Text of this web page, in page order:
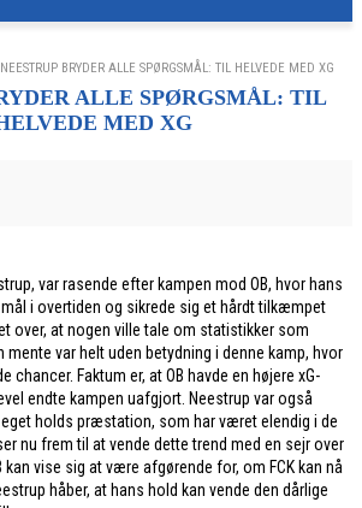
NEESTRUP BRYDER ALLE SPØRGSMÅL: TIL HELVEDE MED XG
ALLE SPØRGSMÅL: TIL
MED XG
var rasende efter kampen mod OB, hvor hans
i overtiden og sikrede sig et hårdt tilkæmpet
over, at nogen ville tale om statistikker som
var helt uden betydning i denne kamp, hvor
chancer. Faktum er, at OB havde en højere xG-
endte kampen uafgjort. Neestrup var også
holds præstation, som har været elendig i de
nu frem til at vende dette trend med en sejr over
kan vise sig at være afgørende for, om FCK kan nå
håber, at hans hold kan vende den dårlige